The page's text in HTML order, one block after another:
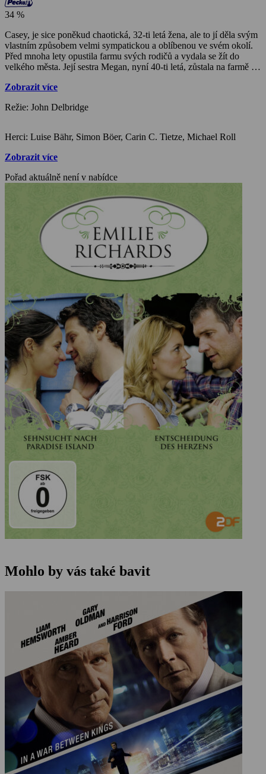
34 %
Casey, je sice poněkud chaotická, 32-ti letá žena, ale to jí děla svým
vlastním způsobem velmi sympatickou a oblíbenou ve svém okolí.
Před mnoha lety opustila farmu svých rodičů a vydala se žít do
velkého města. Její sestra Megan, nyní 40-ti letá, zůstala na farmě a
chod rodinného podniku. Nyní po mnoho letech se Casey vrací zpět
Tommy její syn. Casey nehodlá říct pravdu ani své sestře. Náhoda
by mohl být jeho. Jelikož pracuje jako státní zástupce, pustí se do
vyšetřovaní ohledně Tommyho, náhle zjišťuje, že hoch není jeho,
ale ani Casey není jeho matka. V zoufalé snaze chránit Tommyho
před násilnými pěstouny, ho Casey unesla a utekla s ním mimo
město. Jelikož se opět probouzejí mezi Casey a Jonem dřívější city,
snaží se jí ochránit, ale je si velmi dobře vědom toho, jaký dopad by
to mělo na jeho kariéru…
Zobrazit více
Režie: John Delbridge
Herci: Luise Bähr, Simon Böer, Carin C. Tietze, Michael Roll
Zobrazit více
Pořad aktuálně není v nabídce
Mohlo by vás také bavit